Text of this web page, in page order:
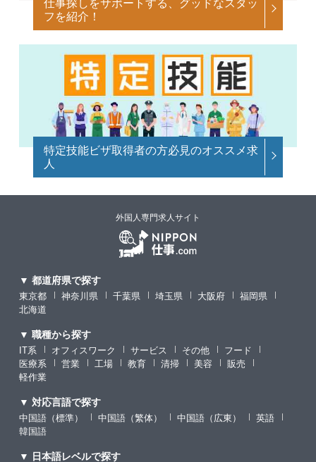
仕事探しをサポートする、グッドなスタッ
フを紹介！
特定技能ビザ取得者の方必見のオススメ求
人
外国人専門求人サイト
▼ 都道府県で探す
東京都 神奈川県 千葉県 埼玉県 大阪府
福岡県
北海道
▼ 職種から探す
IT系 オフィスワーク サービス その他
フード
医療系
営業 工場 教育 清掃 美容
販売
軽作業
▼ 対応言語で探す
中国語（標準） 中国語（繁体） 中国語（広東）
英語
韓国語
▼ 日本語レベルで探す